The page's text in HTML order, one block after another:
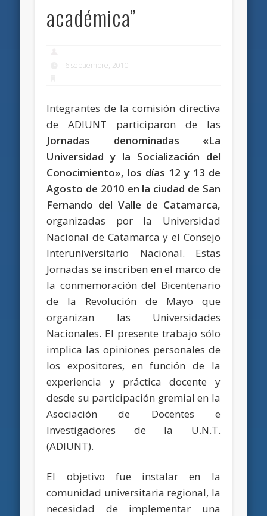
académica”
6 septiembre, 2010
Integrantes de la comisión directiva
de ADIUNT participaron de las
Jornadas denominadas «La
Universidad y la Socialización del
Conocimiento», los días 12 y 13 de
Agosto de 2010 en la ciudad de San
Fernando del Valle de Catamarca,
organizadas por la Universidad
Nacional de Catamarca y el Consejo
Interuniversitario Nacional. Estas
Jornadas se inscriben en el marco de
la conmemoración del Bicentenario
de la Revolución de Mayo que
organizan las Universidades
Nacionales. El presente trabajo sólo
implica las opiniones personales de
los expositores, en función de la
experiencia y práctica docente y
desde su participación gremial en la
Asociación de Docentes e
Investigadores de la U.N.T.
(ADIUNT).
El objetivo fue instalar en la
comunidad universitaria regional, la
necesidad de implementar una